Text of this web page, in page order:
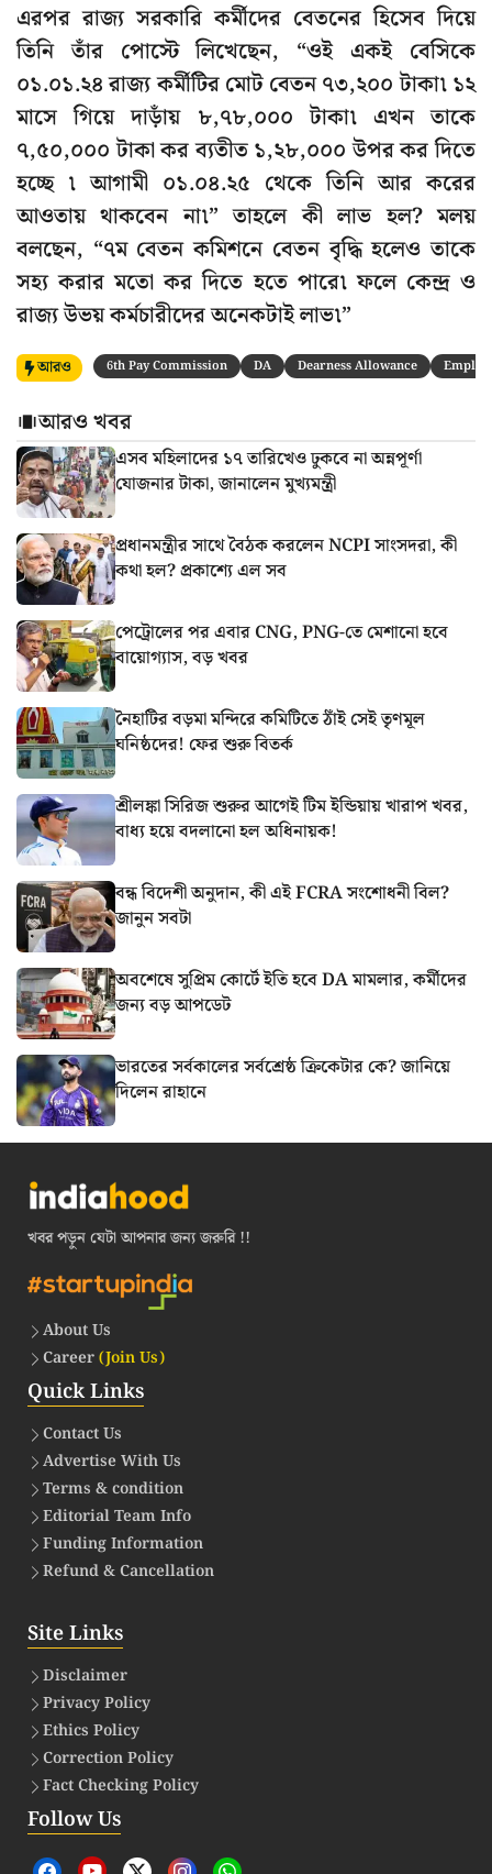
এরপর রাজ্য সরকারি কর্মীদের বেতনের হিসেব দিয়ে
তিনি তাঁর পোস্টে লিখেছেন, “ওই একই বেসিকে
০১.০১.২৪ রাজ্য কর্মীটির মোট বেতন ৭৩,২০০ টাকা৷ ১২
মাসে গিয়ে দাড়াঁয় ৮,৭৮,০০০ টাকা৷ এখন তাকে
৭,৫০,০০০ টাকা কর ব্যতীত ১,২৮,০০০ উপর কর দিতে
হচ্ছে ৷ আগামী ০১.০৪.২৫ থেকে তিনি আর করের
আওতায় থাকবেন না৷” তাহলে কী লাভ হল? মলয়
বলছেন, “৭ম বেতন কমিশনে বেতন বৃদ্ধি হলেও তাকে
সহ্য করার মতো কর দিতে হতে পারে৷ ফলে কেন্দ্র ও
রাজ্য উভয় কর্মচারীদের অনেকটাই লাভ৷”
আরও 6th Pay Commission DA Dearness Allowance
আরও খবর
এসব মহিলাদের ১৭ তারিখেও ঢুকবে না অন্নপূর্ণা
যোজনার টাকা, জানালেন মুখ্যমন্ত্রী
প্রধানমন্ত্রীর সাথে বৈঠক করলেন NCPI সাংসদরা, কী
কথা হল? প্রকাশ্যে এল সব
পেট্রোলের পর এবার CNG, PNG-তে মেশানো হবে
বায়োগ্যাস, বড় খবর
নৈহাটির বড়মা মন্দিরে কমিটিতে ঠাঁই সেই তৃণমূল
ঘনিষ্ঠদের! ফের শুরু বিতর্ক
শ্রীলঙ্কা সিরিজ শুরুর আগেই টিম ইন্ডিয়ায় খারাপ খবর,
বাধ্য হয়ে বদলানো হল অধিনায়ক!
বন্ধ বিদেশী অনুদান, কী এই FCRA সংশোধনী বিল?
জানুন সবটা
অবশেষে সুপ্রিম কোর্টে ইতি হবে DA মামলার, কর্মীদের
জন্য বড় আপডেট
ভারতের সর্বকালের সর্বশ্রেষ্ঠ ক্রিকেটার কে? জানিয়ে
দিলেন রাহানে
খবর পড়ুন যেটা আপনার জন্য জরুরি !!
About Us
Career(Join Us)
Quick Links
Contact Us
Advertise With Us
Terms & condition
Editorial Team Info
Funding Information
Refund & Cancellation
Site Links
Disclaimer
Privacy Policy
Ethics Policy
Correction Policy
Fact Checking Policy
Follow Us